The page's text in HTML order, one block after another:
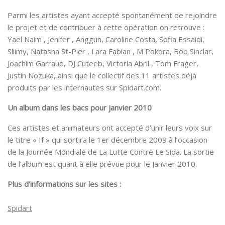
Parmi les artistes ayant accepté spontanément de rejoindre
le projet et de contribuer à cette opération on retrouve :
Yael Naim , Jenifer , Anggun, Caroline Costa, Sofia Essaidi,
Sliimy, Natasha St-Pier , Lara Fabian , M Pokora, Bob Sinclar,
Joachim Garraud, DJ Cuteeb, Victoria Abril , Tom Frager,
Justin Nozuka, ainsi que le collectif des 11 artistes déjà
produits par les internautes sur Spidart.com.
Un album dans les bacs pour janvier 2010
Ces artistes et animateurs ont accepté d’unir leurs voix sur
le titre « If » qui sortira le 1er décembre 2009 à l’occasion
de la Journée Mondiale de La Lutte Contre Le Sida. La sortie
de l’album est quant à elle prévue pour le Janvier 2010.
Plus d’informations sur les sites :
Spidart